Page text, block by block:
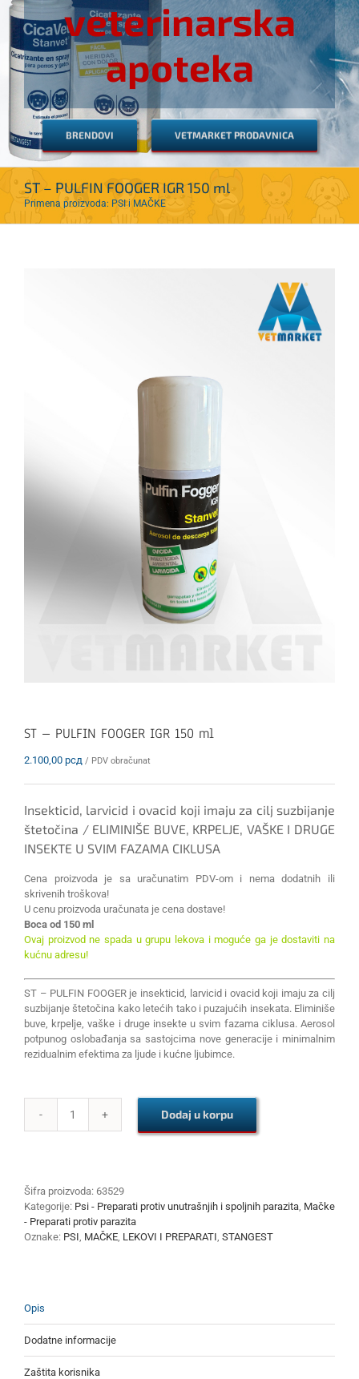
veterinarska
apoteka
BRENDOVI VETMARKET PRODAVNICA
ST – PULFIN FOOGER IGR 150 ml
Primena proizvoda: PSI i MAČKE
ST – PULFIN FOOGER IGR 150 ml
2.100,00 рсд / PDV obračunat
Insekticid, larvicid i ovacid koji imaju za cilj suzbijanje
štetočina / ELIMINIŠE BUVE, KRPELJE, VAŠKE I DRUGE
INSEKTE U SVIM FAZAMA CIKLUSA
Cena proizvoda je sa uračunatim PDV-om i nema dodatnih ili
skrivenih troškova!
U cenu proizvoda uračunata je cena dostave!
Boca od 150 ml
Ovaj proizvod ne spada u grupu lekova i moguće ga je dostaviti na
kućnu adresu!
ST – PULFIN FOOGER je insekticid, larvicid i ovacid koji imaju za cilj
suzbijanje štetočina kako letećih tako i puzajućih insekata. Eliminiše
buve, krpelje, vaške i druge insekte u svim fazama ciklusa. Aerosol
potpunog oslobađanja sa sastojcima nove generacije i minimalnim
rezidualnim efektima za ljude i kućne ljubimce.
ST
150
ml
količina
Dodaj u korpu
Šifra proizvoda: 63529
Kategorije: Psi - Preparati protiv unutrašnjih i spoljnih parazita Mačke
- Preparati protiv parazita
Oznake: PSI MAČKE LEKOVI I PREPARATI STANGEST
Opis
Dodatne informacije
Zaštita korisnika